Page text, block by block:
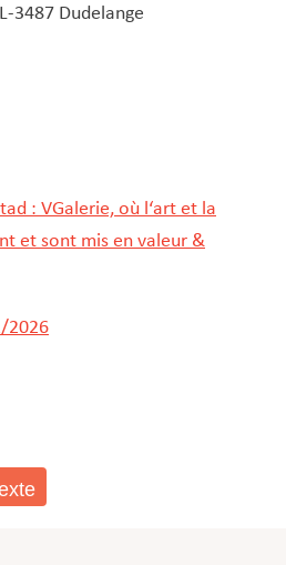
3487 Dudelange
: VGalerie, où l‘art et la
et sont mis en valeur &
2026